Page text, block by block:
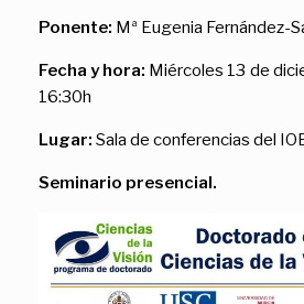
Ponente: Mª Eugenia Fernández-
Fecha y hora: Miércoles 13 de
16:30h
Lugar: Sala de conferencias del
Seminario presencial.